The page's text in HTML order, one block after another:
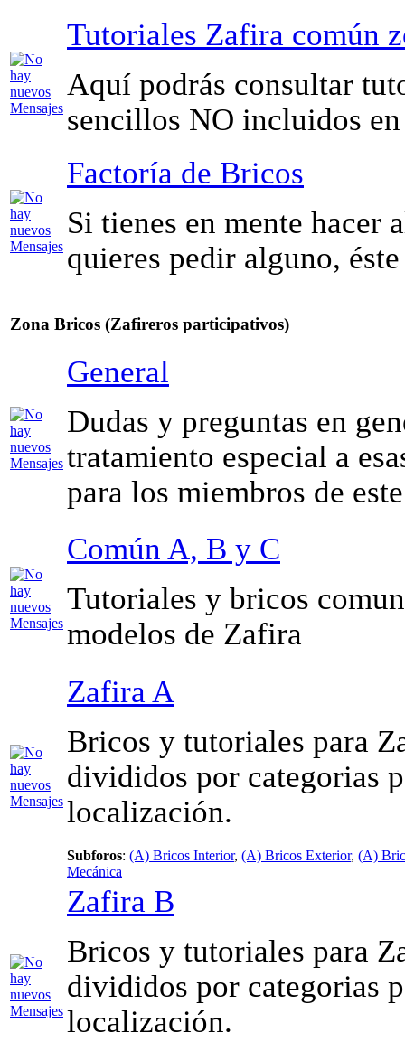
Tutoriales Zafira común
Aquí podrás consultar
sencillos NO incluidos
Factoría de Bricos
Si tienes en mente hacer
quieres pedir alguno,
Zona Bricos (Zafireros participativos)
General
Dudas y preguntas en
tratamiento especial a
para los miembros de
Común A, B y C
Tutoriales y bricos
modelos de Zafira
Zafira A
Bricos y tutoriales para
divididos por categorias
localización.
Subforos: (A) Bricos Interior, (A) Bricos Exterior, (A)
Mecánica
Zafira B
Bricos y tutoriales para
divididos por categorias
localización.